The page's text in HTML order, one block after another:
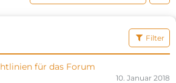
Filter
für das Forum
10. Januar 2018